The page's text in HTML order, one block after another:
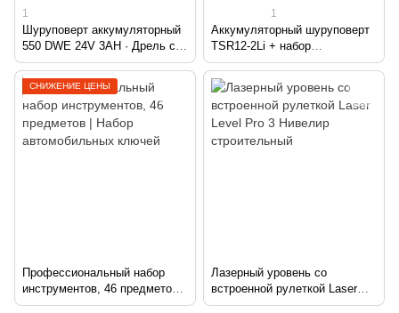
1
Шуруповерт аккумуляторный
550 DWE 24V 3AH · Дрель с
Набором инструментов 24
предмета
1
Аккумуляторный шуруповерт
TSR12-2Li + набор
инструмента
СНИЖЕНИЕ ЦЕНЫ
Профессиональный набор
инструментов, 46 предметов |
Набор автомобильных ключей
Лазерный уровень со
встроенной рулеткой Laser
Level Pro 3 Нивелир